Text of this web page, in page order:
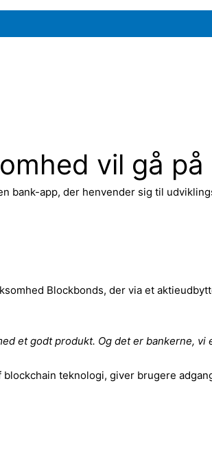
vil gå
bank-app, der henvender sig til
Blockbonds, der via et
et godt produkt. Og det er bankerne,
teknologi, giver brugere